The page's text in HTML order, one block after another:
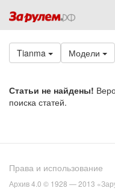
Tianma Модели
Статьи не найдены!
поиска статей.
Права и использование
Архив 4.0 © 1928 — 2013